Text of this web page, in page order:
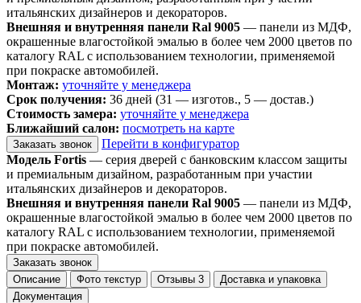
итальянских дизайнеров и декораторов.
Внешняя и внутренняя панели Ral 9005 — панели из МДФ,
окрашенные влагостойкой эмалью в более чем 2000 цветов по
каталогу RAL с использованием технологии, применяемой
при покраске автомобилей.
Монтаж: уточняйте у менеджера
Срок получения: 36 дней (31 — изготов., 5 — достав.)
Стоимость замера: уточняйте у менеджера
Ближайший салон: посмотреть на карте
Заказать звонок
Перейти в конфигуратор
Модель Fortis — серия дверей с банковским классом защиты
и премиальным дизайном, разработанным при участии
итальянских дизайнеров и декораторов.
Внешняя и внутренняя панели Ral 9005 — панели из МДФ,
окрашенные влагостойкой эмалью в более чем 2000 цветов по
каталогу RAL с использованием технологии, применяемой
при покраске автомобилей.
Заказать звонок
Описание
Фото текстур Отзывы 3
Доставка и упаковка
Документация